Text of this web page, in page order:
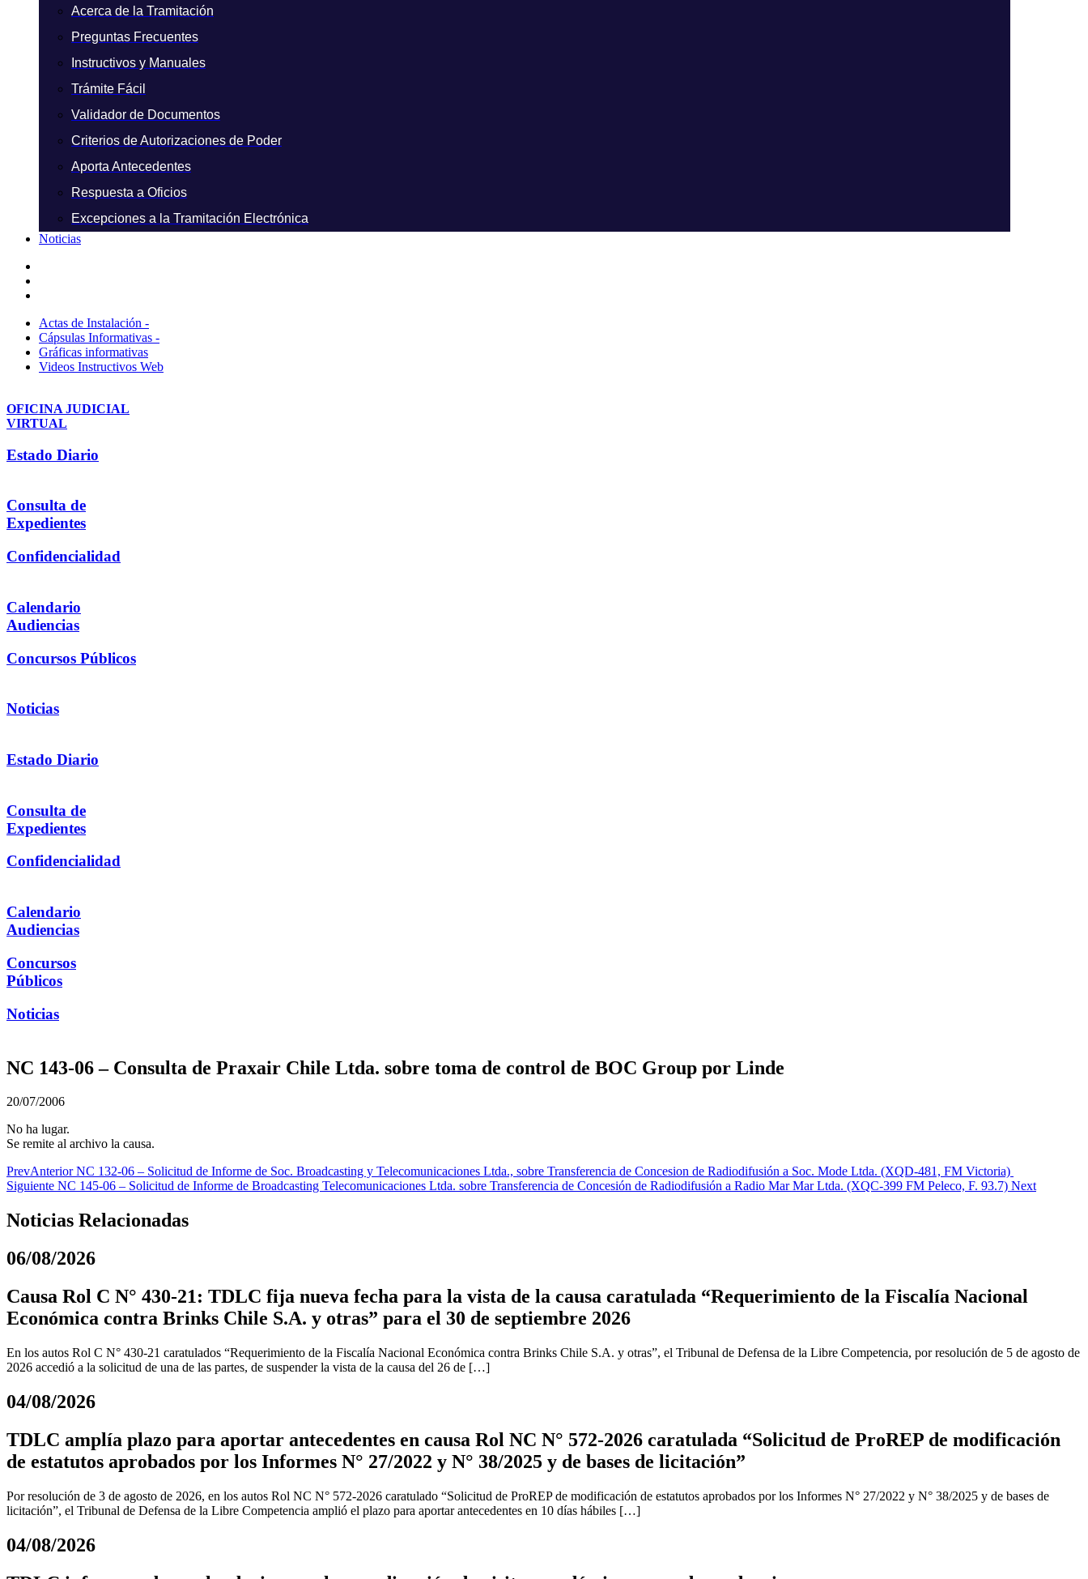
Acerca de la Tramitación
Preguntas Frecuentes
Instructivos y Manuales
Trámite Fácil
Validador de Documentos
Criterios de Autorizaciones de Poder
Aporta Antecedentes
Respuesta a Oficios
Excepciones a la Tramitación Electrónica
Noticias
Actas de Instalación -
Cápsulas Informativas -
Gráficas informativas
Videos Instructivos Web
OFICINA JUDICIAL
VIRTUAL
Estado Diario
Consulta de
Expedientes
Confidencialidad
Calendario
Audiencias
Concursos Públicos
Noticias
Estado Diario
Consulta de
Expedientes
Confidencialidad
Calendario
Audiencias
Concursos
Públicos
Noticias
NC 143-06 – Consulta de Praxair Chile Ltda. sobre toma de control de BOC Group por Linde
20/07/2006
No ha lugar.
Se remite al archivo la causa.
PrevAnteriorNC 132-06 – Solicitud de Informe de Soc. Broadcasting y Telecomunicaciones Ltda., sobre Transferencia de Concesion de Radiodifusión a Soc. Mode Ltda. (XQD-481, FM Victoria)
Siguiente NC 145-06 – Solicitud de Informe de Broadcasting Telecomunicaciones Ltda. sobre Transferencia de Concesión de Radiodifusión a Radio Mar Mar Ltda. (XQC-399 FM Peleco, F. 93.7) Next
Noticias Relacionadas
06/08/2026
Causa Rol C N° 430-21: TDLC fija nueva fecha para la vista de la causa caratulada “Requerimiento de la Fiscalía Nacional
Económica contra Brinks Chile S.A. y otras” para el 30 de septiembre 2026
En los autos Rol C N° 430-21 caratulados “Requerimiento de la Fiscalía Nacional Económica contra Brinks Chile S.A. y otras”, el Tribunal de Defensa de la Libre Competencia, por resolución de 5 de agosto de
2026 accedió a la solicitud de una de las partes, de suspender la vista de la causa del 26 de […]
04/08/2026
TDLC amplía plazo para aportar antecedentes en causa Rol NC N° 572-2026 caratulada “Solicitud de ProREP de modificación
de estatutos aprobados por los Informes N° 27/2022 y N° 38/2025 y de bases de licitación”
Por resolución de 3 de agosto de 2026, en los autos Rol NC N° 572-2026 caratulado “Solicitud de ProREP de modificación de estatutos aprobados por los Informes N° 27/2022 y N° 38/2025 y de bases de
licitación”, el Tribunal de Defensa de la Libre Competencia amplió el plazo para aportar antecedentes en 10 días hábiles […]
04/08/2026